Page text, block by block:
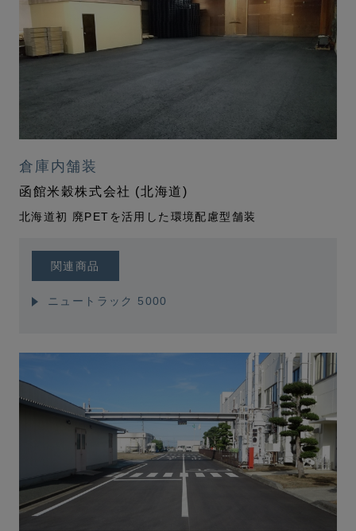
倉庫内舗装
函館米穀株式会社 (北海道)
北海道初 廃PETを活用した環境配慮型舗装
関連商品
ニュートラック 5000